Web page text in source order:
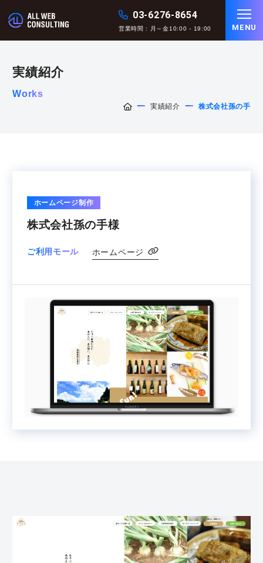
03-6276-8654
営業時間 : 月～金10:00 - 19:00 MENU
実績紹介
Works
実績紹介 株式会社孫の手
ホームページ制作
株式会社孫の手様
ご利用モール ホームページ